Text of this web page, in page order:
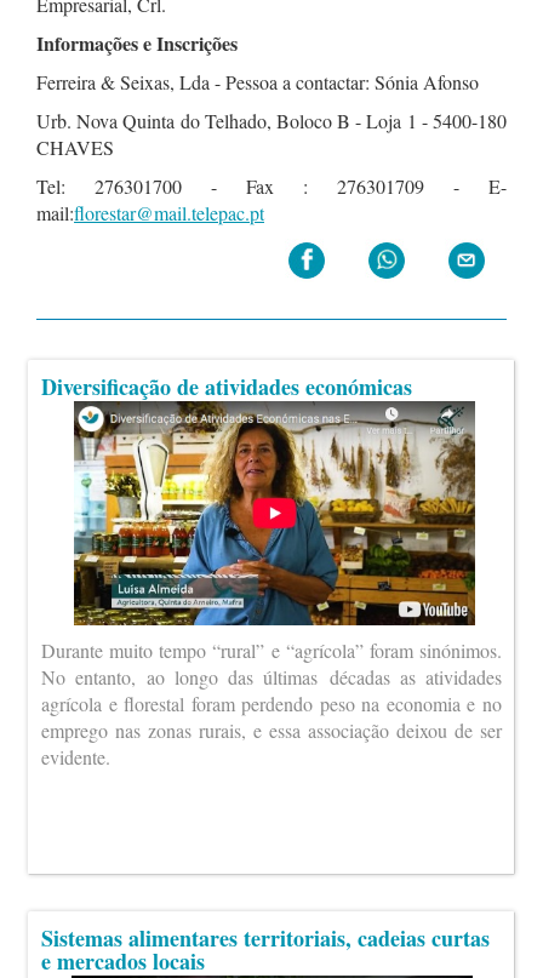
Informações e Inscrições
Ferreira & Seixas, Lda - Pessoa a contactar: Sónia Afonso
Urb. Nova Quinta do Telhado, Boloco B - Loja 1 - 5400-180
CHAVES
Tel: 276301700 - Fax : 276301709 - E-
mail:florestar@mail.telepac.pt
Diversificação de atividades económicas
Durante muito tempo “rural” e “agrícola” foram sinónimos.
No entanto, ao longo das últimas décadas as atividades
agrícola e florestal foram perdendo peso na economia e no
emprego nas zonas rurais, e essa associação deixou de ser
evidente.
Sistemas alimentares territoriais, cadeias curtas
e mercados locais